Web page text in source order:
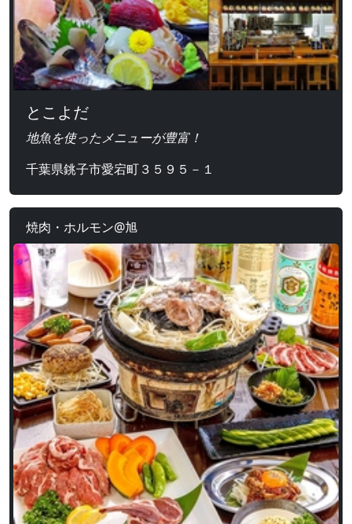
とこよだ
地魚を使ったメニューが豊富！
千葉県銚子市愛宕町３５９５－１
焼肉・ホルモン@旭